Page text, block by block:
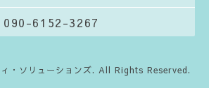
090-6152-3267
・ソリューションズ. All Rights Reserved.